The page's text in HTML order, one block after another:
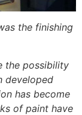
the finishing
the possibility
developed
has become
of paint have